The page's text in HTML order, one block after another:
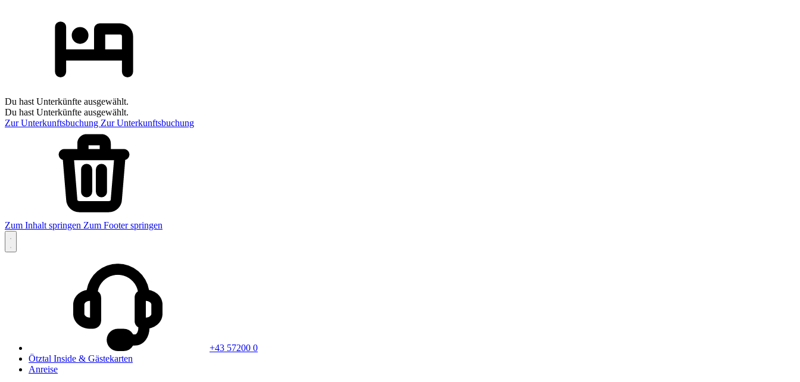
Du hast Unterkünfte ausgewählt.
Du hast Unterkünfte ausgewählt.
Zur Unterkunftsbuchung Zur Unterkunftsbuchung
Zum Inhalt springen Zum Footer springen
+43 57200 0
Ötztal Inside & Gästekarten
Anreise